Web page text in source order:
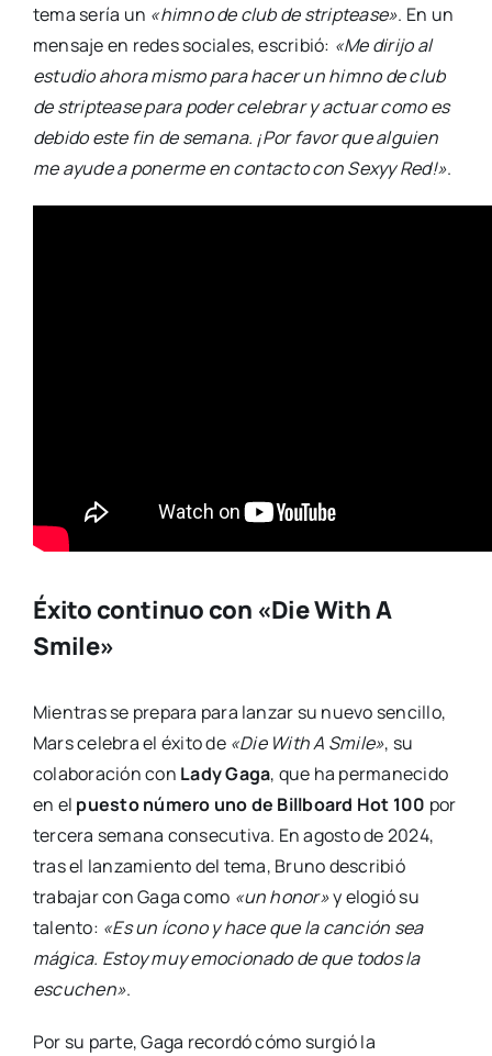
tema sería un «himno de club de striptease». En un
mensaje en redes sociales, escribió: «Me dirijo al
estudio ahora mismo para hacer un himno de club
de striptease para poder celebrar y actuar como es
debido este fin de semana. ¡Por favor que alguien
me ayude a ponerme en contacto con Sexyy Red!».
Éxito continuo con «Die With A
Smile»
Mientras se prepara para lanzar su nuevo sencillo,
Mars celebra el éxito de «Die With A Smile», su
colaboración con Lady Gaga, que ha permanecido
en el puesto número uno de Billboard Hot 100 por
tercera semana consecutiva. En agosto de 2024,
tras el lanzamiento del tema, Bruno describió
trabajar con Gaga como «un honor»y elogió su
talento: «Es un ícono y hace que la canción sea
mágica. Estoy muy emocionado de que todos la
escuchen».
Por su parte, Gaga recordó cómo surgió la